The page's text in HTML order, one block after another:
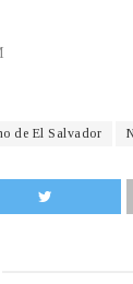
de El Salvador